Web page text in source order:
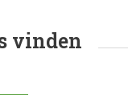
vinden